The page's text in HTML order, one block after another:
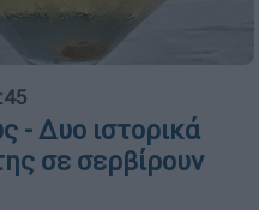
- Δυο ιστορικά
σε σερβίρουν